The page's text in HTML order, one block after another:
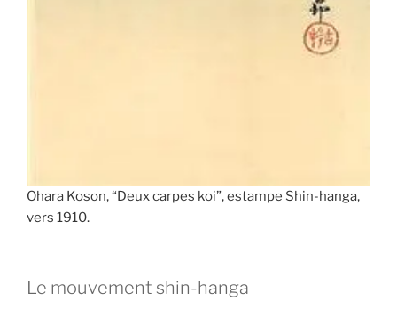
Ohara Koson, “Deux carpes koi”, estampe Shin-hanga,
vers 1910.
Le mouvement shin-hanga